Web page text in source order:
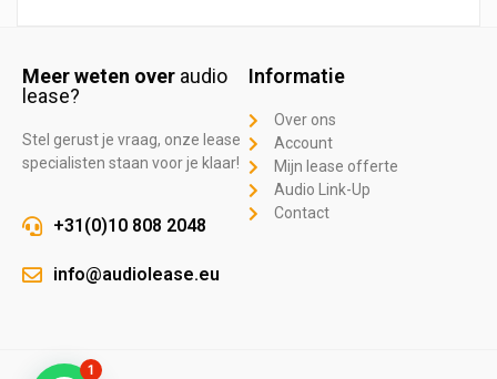
Meer weten over audio
lease?
Stel gerust je vraag, onze lease
specialisten staan voor je klaar!
+31(0)10 808 2048
info@audiolease.eu
Informatie
Over ons
Account
Mijn lease offerte
Audio Link-Up
Contact
1